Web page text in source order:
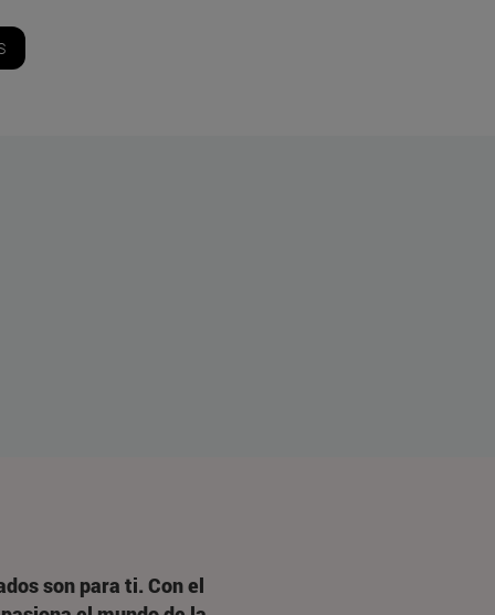
son para ti. Con el